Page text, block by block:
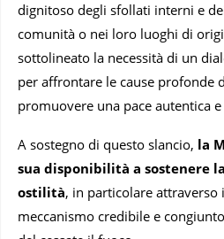
dignitoso degli sfollati interni e
comunità o nei loro luoghi di
sottolineato la necessità di un
per affrontare le cause profonde
promuovere una pace autentica
A sostegno di questo slancio, la
sua disponibilità a sostenere
ostilità, in particolare attraverso
meccanismo credibile e